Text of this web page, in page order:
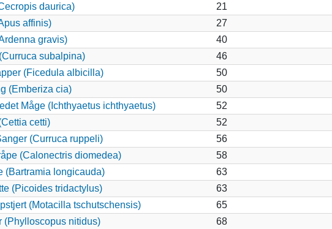
daurica)
21
affinis)
27
gravis)
40
subalpina)
46
(Ficedula albicilla)
50
(Emberiza cia)
50
Måge (Ichthyaetus ichthyaetus)
52
cetti)
52
(Curruca ruppeli)
56
(Calonectris diomedea)
58
(Bartramia longicauda)
63
(Picoides tridactylus)
63
(Motacilla tschutschensis)
65
(Phylloscopus nitidus)
68